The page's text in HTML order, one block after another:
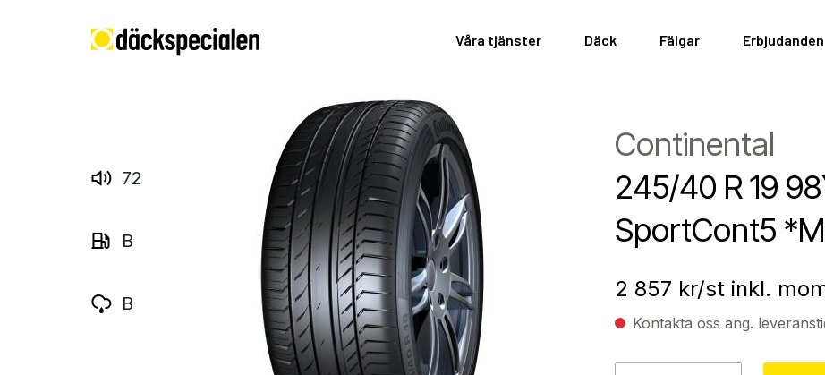
Våra tjänster Däck Fälgar Erbjudanden
72
B
B
Continental
245/40 R 19
SportCont5
2 857 kr/st inkl.
Kontakta oss ang.